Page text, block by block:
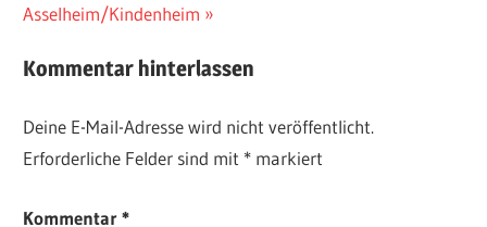
Beitrag:
Asselheim/Kindenheim
Kommentar hinterlassen
Deine E-Mail-Adresse wird nicht veröffentlicht.
Erforderliche Felder sind mit * markiert
Kommentar*